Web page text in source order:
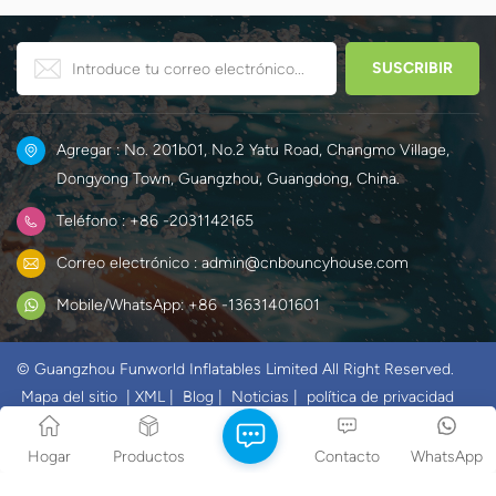
juego de obstáculos para
crear un mundo único y
nieve de Elsa y Anna.
Agregar : No. 201b01, No.2 Yatu Road, Changmo Village,
Dongyong Town, Guangzhou, Guangdong, China.
Teléfono : +86 -2031142165
Correo electrónico : admin@cnbouncyhouse.com
Mobile/WhatsApp: +86 -13631401601
© Guangzhou Funworld Inflatables Limited All Right Reserved.
Mapa del sitio
XML Blog Noticias
política de privacidad
IPv6 RED SOPORTADA
Hogar
Productos WhatsApp
Contacto